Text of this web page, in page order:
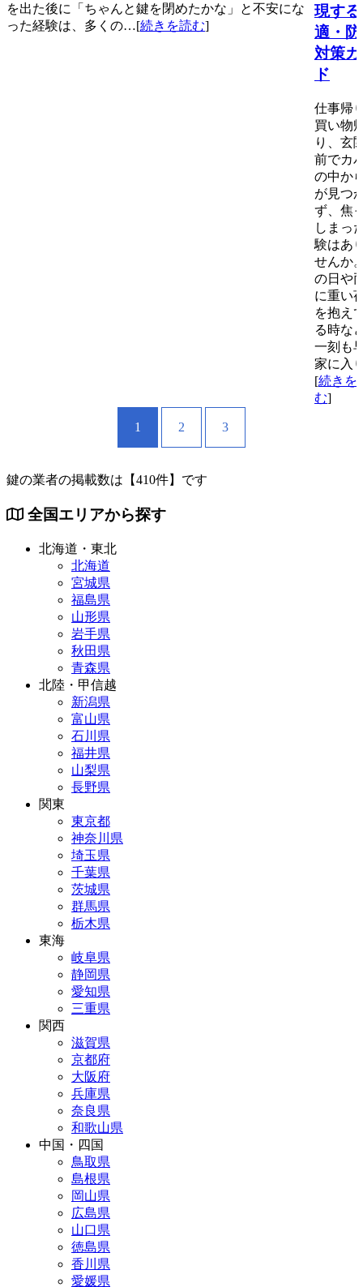
を出た後に「ちゃんと鍵を閉めたかな」と不安にな
った経験は、多くの…[続きを読む]
現す
適・
対策
ド
仕事帰
買い物
り、玄
前でカ
の中か
が見つ
ず、焦
しまっ
験はあ
せんか
の日や
に重い
を抱え
る時な
一刻も
家に入
[続きを
む]
1 2 3
鍵の業者の掲載数は 【410件】 です
全国エリアから探す
北海道・東北
北海道
宮城県
福島県
山形県
岩手県
秋田県
青森県
北陸・甲信越
新潟県
富山県
石川県
福井県
山梨県
長野県
関東
東京都
神奈川県
埼玉県
千葉県
茨城県
群馬県
栃木県
東海
岐阜県
静岡県
愛知県
三重県
関西
滋賀県
京都府
大阪府
兵庫県
奈良県
和歌山県
中国・四国
鳥取県
島根県
岡山県
広島県
山口県
徳島県
香川県
愛媛県